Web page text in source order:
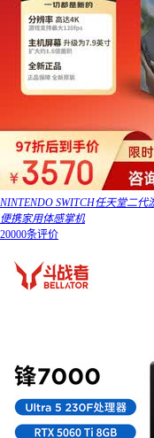
NINTENDO SWITCH任天堂二代
便携家用体感掌机
20000条评价